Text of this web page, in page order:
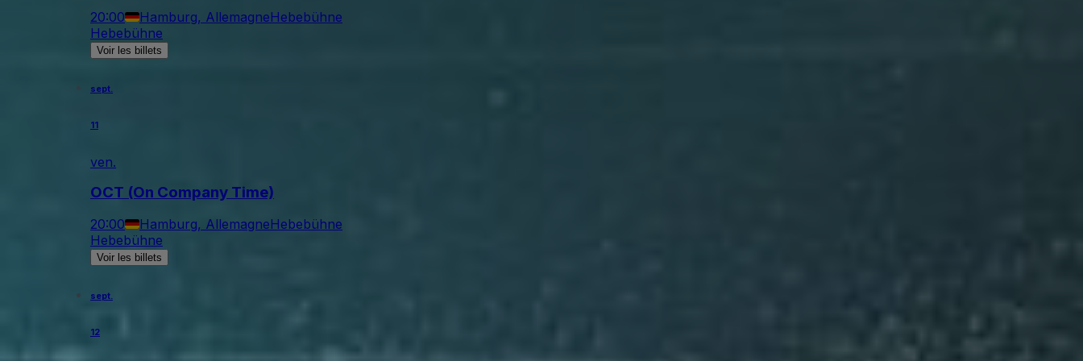
20:00 Hamburg, AllemagneHebebühne
Hebebühne
Voir les billets
sept.
11
ven.
OCT (On Company Time)
20:00 Hamburg, AllemagneHebebühne
Hebebühne
Voir les billets
sept.
12